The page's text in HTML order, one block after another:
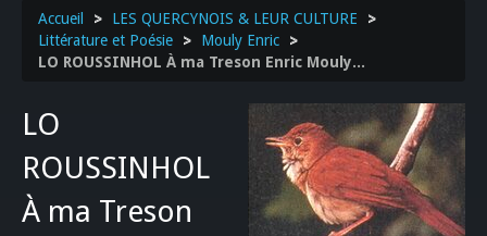
>>
Accueil > LES QUERCYNOIS & LEUR CULTURE
>
Littérature et Poésie
> Mouly Enric
>
LO ROUSSINHOL À ma Treson Enric Mouly...
LO
ROUSSINHOL
À ma Treson